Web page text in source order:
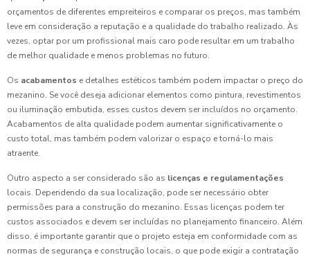
orçamentos de diferentes empreiteiros e comparar os preços, mas também
leve em consideração a reputação e a qualidade do trabalho realizado. Às
vezes, optar por um profissional mais caro pode resultar em um trabalho
de melhor qualidade e menos problemas no futuro.
Os acabamentos e detalhes estéticos também podem impactar o preço do
mezanino. Se você deseja adicionar elementos como pintura, revestimentos
ou iluminação embutida, esses custos devem ser incluídos no orçamento.
Acabamentos de alta qualidade podem aumentar significativamente o
custo total, mas também podem valorizar o espaço e torná-lo mais
atraente.
Outro aspecto a ser considerado são as licenças e regulamentações
locais. Dependendo da sua localização, pode ser necessário obter
permissões para a construção do mezanino. Essas licenças podem ter
custos associados e devem ser incluídas no planejamento financeiro. Além
disso, é importante garantir que o projeto esteja em conformidade com as
normas de segurança e construção locais, o que pode exigir a contratação